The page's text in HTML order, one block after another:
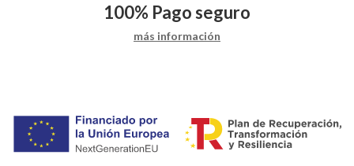
100% Pago seguro
más información